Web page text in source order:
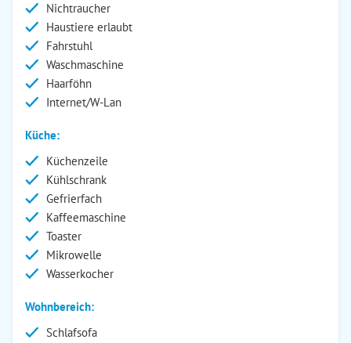
Nichtraucher
Haustiere erlaubt
Fahrstuhl
Waschmaschine
Haarföhn
Internet/W-Lan
Küche:
Küchenzeile
Kühlschrank
Gefrierfach
Kaffeemaschine
Toaster
Mikrowelle
Wasserkocher
Wohnbereich:
Schlafsofa